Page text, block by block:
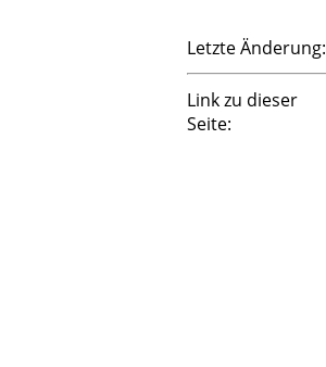
Letzte Änderung:
Link zu dieser
Seite: